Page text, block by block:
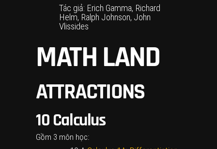
Tác giả: Erich Gamma, Richard
Helm, Ralph Johnson, John
Vlissides
MATH LAND
ATTRACTIONS
10 Calculus
Gồm 3 môn học: